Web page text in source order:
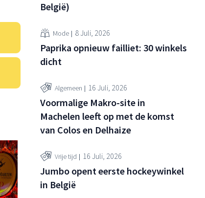
België)
Mode 8 Juli, 2026
Paprika opnieuw failliet: 30 winkels
dicht
Algemeen 16 Juli, 2026
Voormalige Makro-site in
Machelen leeft op met de komst
van Colos en Delhaize
Vrije tijd 16 Juli, 2026
Jumbo opent eerste hockeywinkel
in België